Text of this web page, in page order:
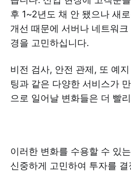
후 1~2년도 채 안 됐으나 새
개선 때문에 서버나 네트워
경을 고민하십니다.
비전 검사, 안전 관제, 또 예
팅과 같은 다양한 서비스가
으로 일어날 변화들은 더 빨
이러한 변화를 수용할 수 있
신중하게 고민하여 투자를